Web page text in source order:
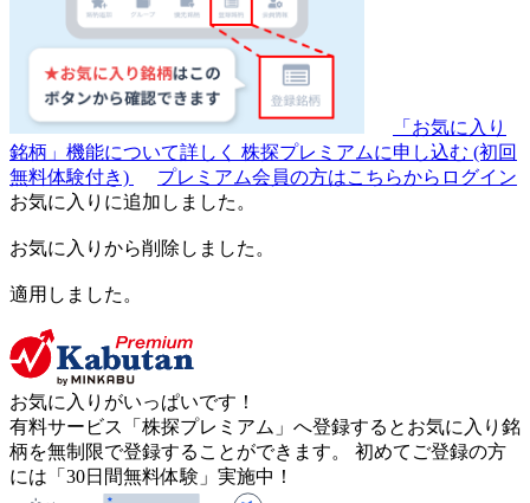
「お気に入り
銘柄」機能について詳しく 株探プレミアムに申し込む (初回
無料体験付き)
プレミアム会員の方はこちらからログイン
お気に入りに追加しました。
お気に入りから削除しました。
適用しました。
お気に入りがいっぱいです！
有料サービス「株探プレミアム」へ登録するとお気に入り銘
柄を無制限で登録することができます。 初めてご登録の方
には「30日間無料体験」実施中！